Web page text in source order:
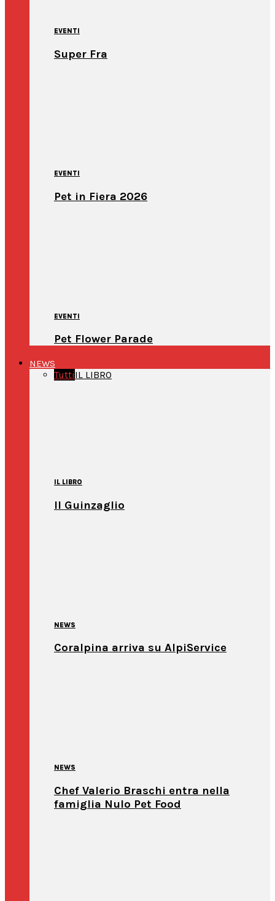
EVENTI
Super Fra
EVENTI
Pet in Fiera 2026
EVENTI
Pet Flower Parade
NEWS
TuttiIL LIBRO
IL LIBRO
Il Guinzaglio
NEWS
Coralpina arriva su AlpiService
NEWS
Chef Valerio Braschi entra nella
famiglia Nulo Pet Food